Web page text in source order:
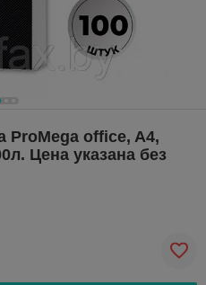
ProMega office, A4,
Цена указана без